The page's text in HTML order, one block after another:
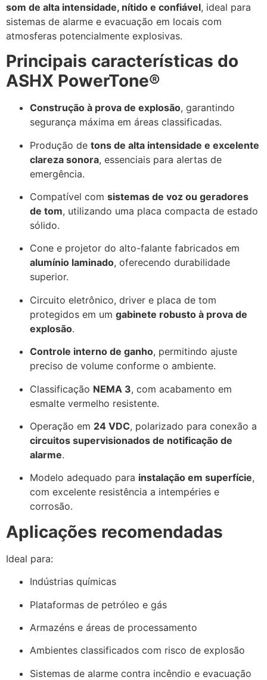
som de alta intensidade, nítido e confiável, ideal para
sistemas de alarme e evacuação em locais com
atmosferas potencialmente explosivas.
Principais características do
ASHX PowerTone®
Construção à prova de explosão, garantindo
segurança máxima em áreas classificadas.
Produção de tons de alta intensidade e excelente
clareza sonora, essenciais para alertas de
emergência.
Compatível com sistemas de voz ou geradores
de tom, utilizando uma placa compacta de estado
sólido.
Cone e projetor do alto-falante fabricados em
alumínio laminado, oferecendo durabilidade
superior.
Circuito eletrônico, driver e placa de tom
protegidos em um gabinete robusto à prova de
explosão.
Controle interno de ganho, permitindo ajuste
preciso de volume conforme o ambiente.
Classificação NEMA 3, com acabamento em
esmalte vermelho resistente.
Operação em 24 VDC, polarizado para conexão a
circuitos supervisionados de notificação de
alarme.
Modelo adequado para instalação em superfície,
com excelente resistência a intempéries e
corrosão.
Aplicações recomendadas
Ideal para:
Indústrias químicas
Plataformas de petróleo e gás
Armazéns e áreas de processamento
Ambientes classificados com risco de explosão
Sistemas de alarme contra incêndio e evacuação